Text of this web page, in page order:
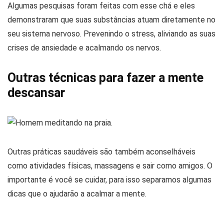
Algumas pesquisas foram feitas com esse chá e eles
demonstraram que suas substâncias atuam diretamente no
seu sistema nervoso. Prevenindo o stress, aliviando as suas
crises de ansiedade e acalmando os nervos.
Outras técnicas para fazer a mente
descansar
Outras práticas saudáveis são também aconselháveis
como atividades físicas, massagens e sair como amigos. O
importante é você se cuidar, para isso separamos algumas
dicas que o ajudarão a acalmar a mente.